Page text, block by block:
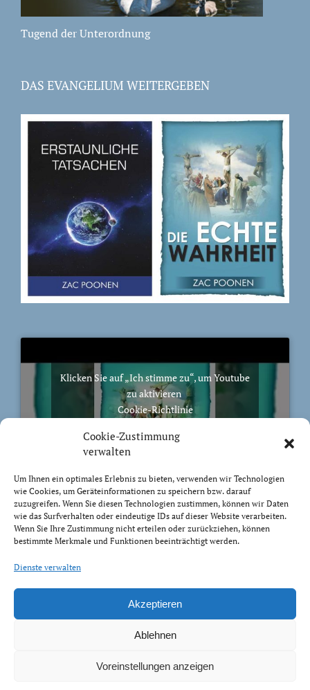
Cookie-Zustimmung
verwalten
Um Ihnen ein optimales Erlebnis zu bieten, verwenden wir Technologien
wie Cookies, um Geräteinformationen zu speichern bzw. darauf
zuzugreifen. Wenn Sie diesen Technologien zustimmen, können wir Daten
wie das Surfverhalten oder eindeutige IDs auf dieser Website verarbeiten.
Wenn Sie Ihre Zustimmung nicht erteilen oder zurückziehen, können
bestimmte Merkmale und Funktionen beeinträchtigt werden.
Dienste verwalten
Akzeptieren
Ablehnen
Voreinstellungen anzeigen
Tugend der Unterordnung
DAS EVANGELIUM WEITERGEBEN
Klicken Sie auf „Ich stimme zu“, um Youtube
zu aktivieren
Cookie-Richtlinie
Ich stimme zu
BIBELVERS DES TAGES
euch tragen, bis ihr grau werdet. Ich habe es getan; ich
will heben und tragen und erretten.